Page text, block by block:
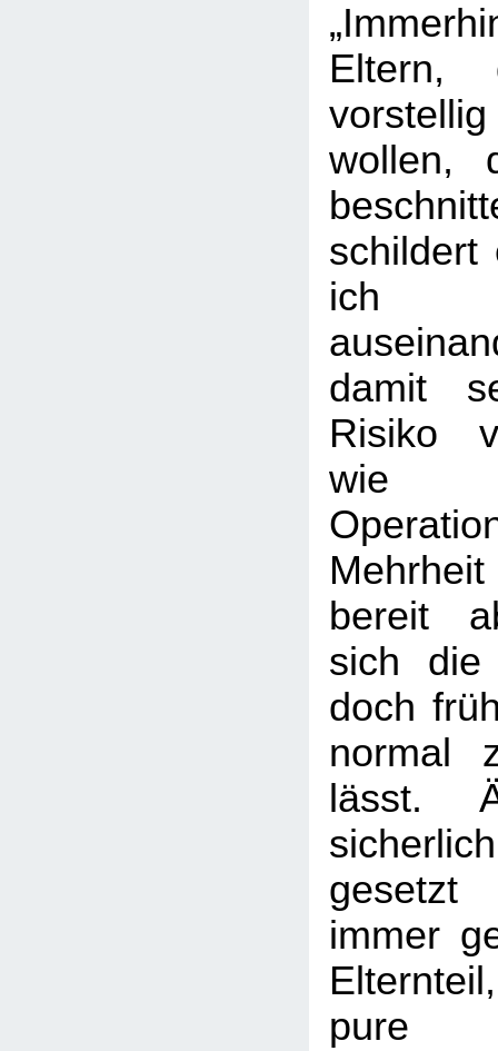
wollen,
schildert
ich
damit
Risiko
wie
bereit
sich die
doch
normal
lässt.
immer
pure